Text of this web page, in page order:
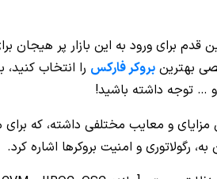
قدم برای ورود به این بازار پر
بهترین بروکر فارکس را انتخاب کنید،
و … توجه داشته باشید!
مزایای و معایب مختلفی داشته، که برای
رگولاتوری و امنیت بروکرها اشاره کرد.